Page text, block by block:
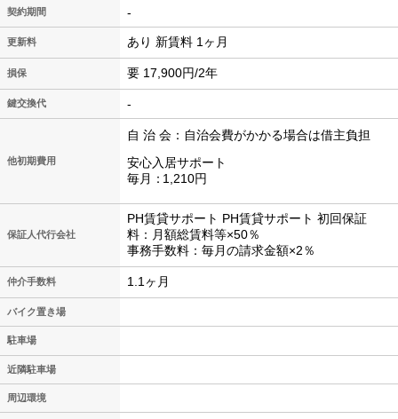
契約期間 -
更新料 あり 新賃料 1ヶ月
損保 要 17,900円/2年
鍵交換代 -
他初期費用
自 治 会：自治会費がかかる場合は借主負担
安心入居サポート
毎月
1,210円
保証人代行会社
PH賃貸サポート PH賃貸サポート 初回保証
料：月額総賃料等×50％
事務手数料：毎月の請求金額×2％
仲介手数料 1.1ヶ月
バイク置き場
駐車場
近隣駐車場
周辺環境